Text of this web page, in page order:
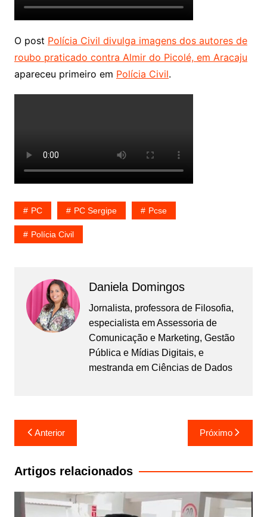
O post Polícia Civil divulga imagens dos autores de
roubo praticado contra Almir do Picolé, em Aracaju
apareceu primeiro em Polícia Civil.
PC PC Sergipe Pcse
Polícia Civil
Daniela Domingos
Jornalista, professora de Filosofia,
especialista em Assessoria de
Comunicação e Marketing, Gestão
Pública e Mídias Digitais, e
mestranda em Ciências de Dados
Navegação
de
Post
Anterior Próximo
Artigos relacionados